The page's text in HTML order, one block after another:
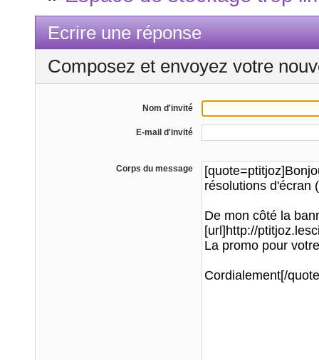
Ecrire une réponse
Composez et envoyez votre
Nom d'invité
E-mail d'invité
Corps du message